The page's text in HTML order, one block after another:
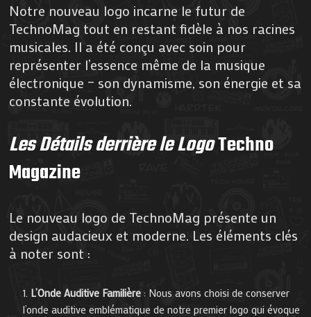
Notre nouveau logo incarne le futur de
TechnoMag tout en restant fidèle à nos racines
musicales. Il a été conçu avec soin pour
représenter l’essence même de la musique
électronique – son dynamisme, son énergie et sa
constante évolution.
Les Détails derrière le LogoTechno
Magazine
Le nouveau logo de TechnoMag présente un
design audacieux et moderne. Les éléments clés
à noter sont :
L’Onde Auditive Familière : Nous avons choisi de conserver
l’onde auditive emblématique de notre premier logo qui évoque